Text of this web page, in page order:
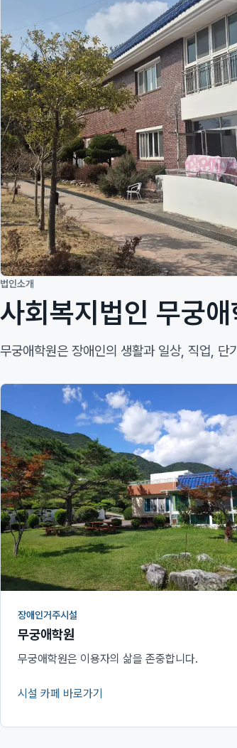
법인소개
사회복지법인 무궁
무궁애학원은 장애인의 생활과 일상, 직업, 단
장애인거주시설
무궁애학원
무궁애학원은 이용자의 삶을 존중합니다.
시설 카페 바로가기
(새 창에서 열림)